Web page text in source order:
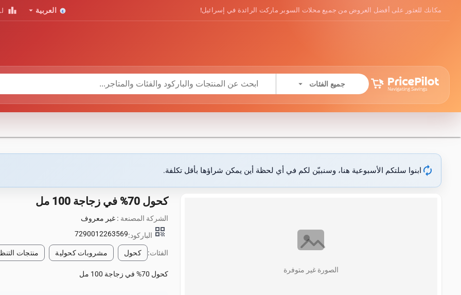
مكانك للعثور على أفضل العروض من جميع محلات السوبر ماركت الرائدة في إسرائيل! العربية arrow_drop_down
leaderboard
جميع الفئات arrow_drop_down
autorenew ابنوا سلتكم الأسبوعية هنا، وسنبيّن لكم في أي لحظة أين يمكن شراؤها بأقل تكلفة.
الصورة غير متوفرة
كحول 70% في زجاجة 100 مل
الشركة المصنعة :غير معروف
qr_code الباركود:7290012263569
الفئات: كحول مشروبات كحولية منتجات
كحول 70% في زجاجة 100 مل